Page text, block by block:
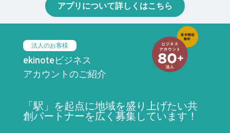
アプリについて詳しくはこちら
法人のお客様
ekinoteビジネス
アカウントのご紹介
「駅」を起点に地域を盛り上げたい共
創パートナーを広く募集しています！